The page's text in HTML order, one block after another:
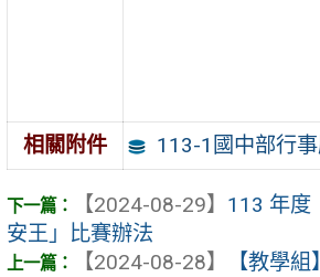
相關附件 113-1國中部行
【2024-08-29】 113 年度
安王」比賽辦法
【2024-08-28】
【教學